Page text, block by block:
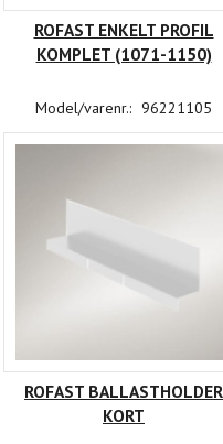
ROFAST ENKELT PROFIL
KOMPLET (1071-1150)
Model/varenr.: 96221105
ROFAST BALLASTHOLDER
KORT